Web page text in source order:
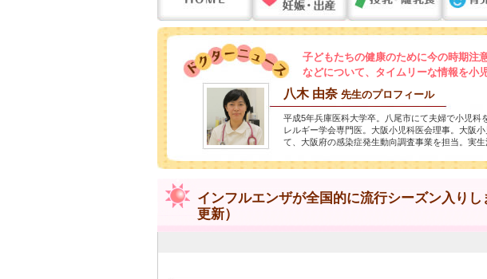
子どもたちの健康のために今の時期注
などについて、タイムリーな情報を小
八木 由奈 先生のプロフィール
平成5年兵庫医科大学卒。八尾市にて夫婦で小児科
レルギー学会専門医。大阪小児科医会理事。大阪
て、大阪府の感染症発生動向調査事業を担当。実生
インフルエンザが全国的に流行シーズン入りし
更新）